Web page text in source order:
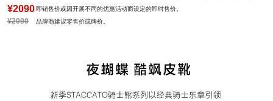
筒高数值：14.5CM
里料材质：猪皮革
风格：时尚潮流
¥2090 即销售价或因开展不同的优惠活动而设定的即时售价。
¥2090 品牌商建议零售价或牌价。